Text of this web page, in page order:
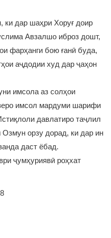
дар шаҳри Хоруғ доир
Авзалшо иброз дошт,
фарҳанги бою ғанӣ буда,
аҷдодии худ дар ҷаҳон
имсола аз солҳои
имсол мардуми шарифи
давлатиро таҷлил
орзу дорад, ки дар ин
даст ёбад.
ҷумҳуриявӣ роҳхат